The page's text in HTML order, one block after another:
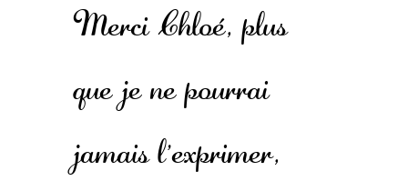
Merci Chloé, plus
que je ne pourrai
jamais l'exprimer,